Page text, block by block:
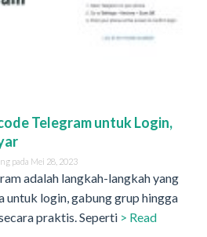
Telegram untuk Login,
pada Mei 28, 2023
adalah langkah-langkah yang
untuk login, gabung grup hingga
praktis. Seperti > Read